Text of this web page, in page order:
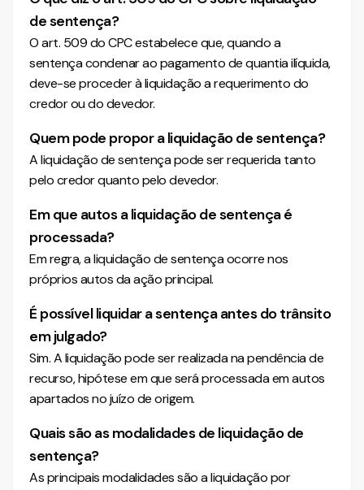
de sentença?
O art. 509 do CPC estabelece que, quando a
sentença condenar ao pagamento de quantia ilíquida,
deve-se proceder à liquidação a requerimento do
credor ou do devedor.
Quem pode propor a liquidação de sentença?
A liquidação de sentença pode ser requerida tanto
pelo credor quanto pelo devedor.
Em que autos a liquidação de sentença é
processada?
Em regra, a liquidação de sentença ocorre nos
próprios autos da ação principal.
É possível liquidar a sentença antes do trânsito
em julgado?
Sim. A liquidação pode ser realizada na pendência de
recurso, hipótese em que será processada em autos
apartados no juízo de origem.
Quais são as modalidades de liquidação de
sentença?
As principais modalidades são a liquidação por